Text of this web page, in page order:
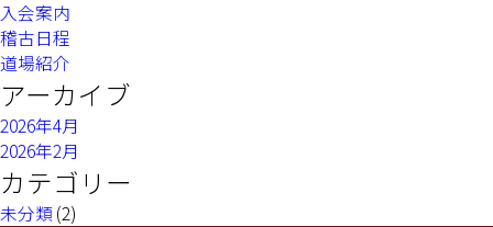
入会案内
稽古日程
道場紹介
アーカイブ
2026年4月
2026年2月
カテゴリー
未分類(2)